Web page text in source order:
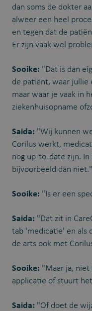
dan soms de dokter
alweer een heel
en tegen dat de
Er zijn vaak wel
Sooike: "Dat is dan
de patiënt, waar jullie
maar waar je vaak in
ziekenhuisopname
Saida: "Wij kunnen
Corilus werkt,
nog up-to-date zijn.
bijvoorbeeld dan niet."
Sooike: "Is er een
Saida: "Dat zit in
tab 'medicatie' en als
de arts ook met
Sooike: "Maar ja,
applicatie of stuurt
Saida: "Of doet de